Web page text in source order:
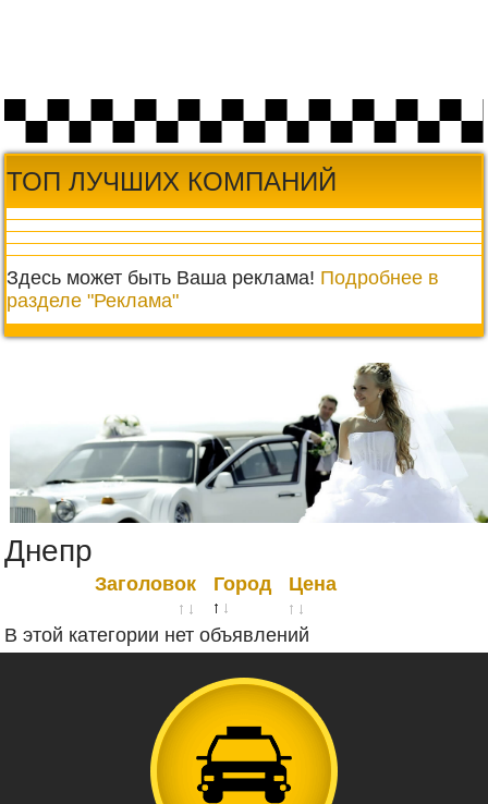
ТОП ЛУЧШИХ КОМПАНИЙ
Здесь может быть Ваша реклама! Подробнее в
разделе "Реклама"
Днепр
Заголовок Город Цена
В этой категории нет объявлений